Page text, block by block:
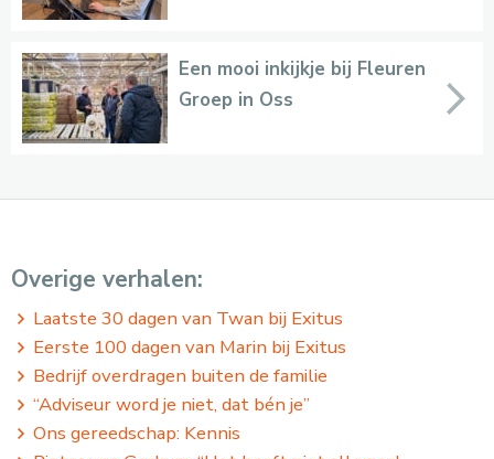
Een mooi inkijkje bij Fleuren
Groep in Oss
Overige verhalen:
Laatste 30 dagen van Twan bij Exitus
Eerste 100 dagen van Marin bij Exitus
Bedrijf overdragen buiten de familie
“Adviseur word je niet, dat bén je”
Ons gereedschap: Kennis